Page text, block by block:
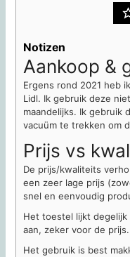
Notizen
Aankoop &
Ergens rond 2021 heb
Lidl. Ik gebruik deze
maandelijks. Ik gebruik
vacuüm te trekken om
Prijs vs
De prijs/kwaliteits
een zeer lage prijs
snel en eenvoudig
Het toestel lijkt
aan, zeker voor de prijs.
Het gebruik is best